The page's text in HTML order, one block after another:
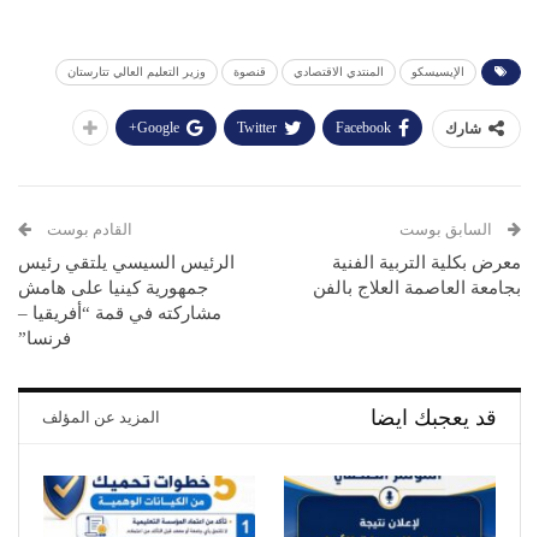
الإيسيسكو المنتدي الاقتصادي قنصوة وزير التعليم العالي تتارستان
شارك Facebook
Twitter
Google+
السابق بوست
معرض بكلية التربية الفنية
بجامعة العاصمة العلاج بالفن
القادم بوست
الرئيس السيسي يلتقي رئيس
جمهورية كينيا على هامش
مشاركته في قمة “أفريقيا –
فرنسا”
قد يعجبك ايضا المزيد عن المؤلف